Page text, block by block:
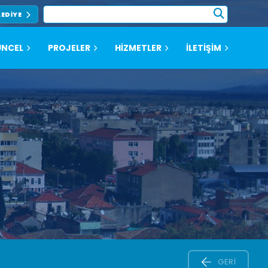
PROJELER HİZMETLER İLETİŞİM
GERI